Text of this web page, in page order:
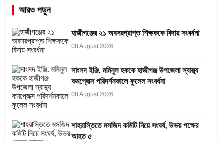
আরও পড়ুন
হাজীগঞ্জের ২১ অবসরপ্রাপ্ত শিক্ষককে বিদায় সংবর্ধনা
08 August 2026
সাংসদ ইঞ্জি. মমিনুল হককে হাজীগঞ্জ উপজেলা স্বাস্থ্য
কমপ্লেক্স পরিদর্শনকালে ফুলেল সংবর্ধনা
08 August 2026
শাহরাস্তিতে মসজিদ কমিটি নিয়ে সংঘর্ষ, উভয় পক্ষের
আহত ৫